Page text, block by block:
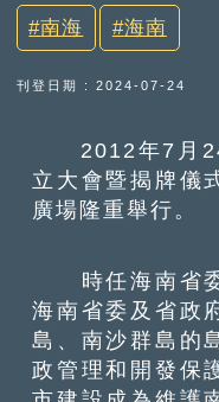
南海 海南
刊登日期 : 2024-07-24
2012年7月24
立大會暨揭牌儀
廣場隆重舉行。
時任海南省委
海南省委及省政
島、南沙群島的
政管理和開發保